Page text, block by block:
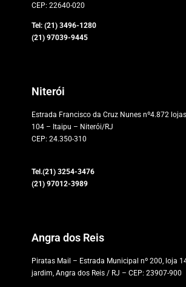
CEP: 22640-020
Tel: (21) 3496-1280
(21)97039-9445
Niterói
Estrada Francisco da Cruz Nunes nº4.872
104 – Itaipu – Niterói/RJ
CEP: 24.350-310
Tel.(21) 3254-3476
(21) 97012-3989
Angra dos Reis
Piratas Mail – Estrada Municipal nº 200, loja
jardim, Angra dos Reis / RJ – CEP: 23907-900